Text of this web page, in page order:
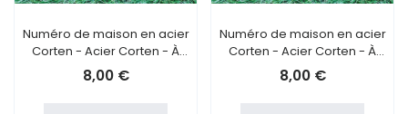
Numéro de maison en acier
Corten - Acier Corten - À
visser - 2
8,00 €
Numéro de maison en acier
Corten - Acier Corten - À
coller - 2
8,00 €